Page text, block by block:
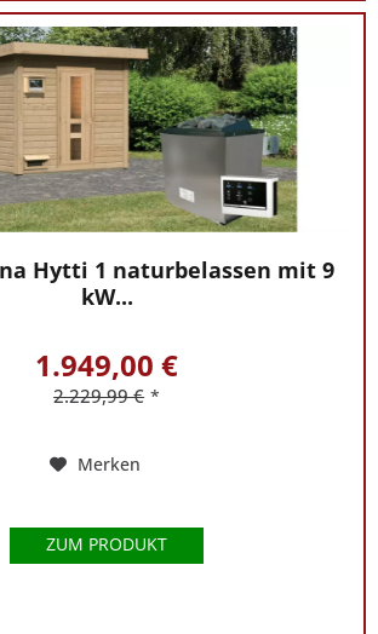
Hytti 1 naturbelassen mit 9
kW...
1.949,00 €
2.229,99 € *
Merken
ZUM PRODUKT